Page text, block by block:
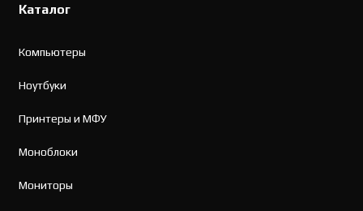
Каталог
Компьютеры
Ноутбуки
Принтеры и МФУ
Моноблоки
Мониторы